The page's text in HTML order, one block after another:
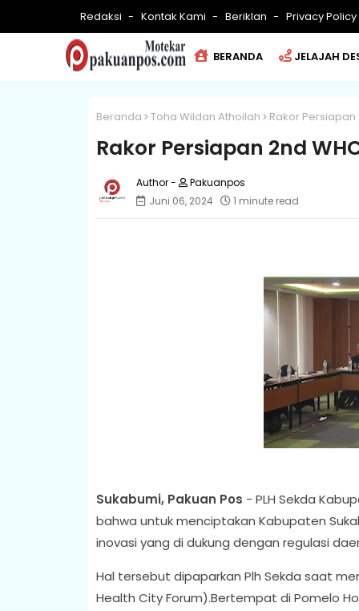
Redaksi Kontak Kami Beriklan Privacy Policy
BERANDA JELAJAH
Beranda Toha Wildan Athoilah Rakor Persiapan
Rakor Persiapan 2nd
Pakuanpos
Juni 06, 2024
1 minute read
Sukabumi, Pakuan Pos - PLH Sekda
bahwa untuk menciptakan Kabupaten
inovasi yang di dukung dengan regulasi
Hal tersebut dipaparkan Plh Sekda saat
Health City Forum).Bertempat di Pomelo